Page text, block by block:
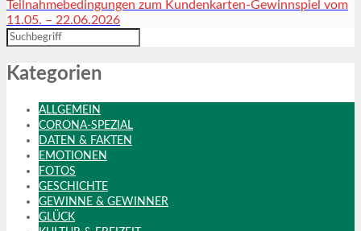
Teilnahmebedingungen zum Kundenkarten-Gewinnspiel vom
11.05. – 22.06.2026
Kategorien
ALLGEMEIN
CORONA-SPEZIAL
DATEN & FAKTEN
EMOTIONEN
FOTOS
GESCHICHTE
GEWINNE & GEWINNER
GLÜCK